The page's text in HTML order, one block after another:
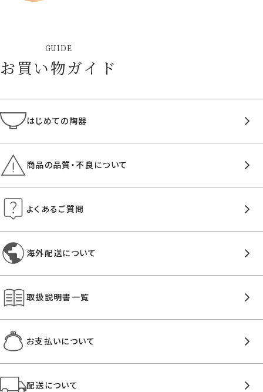
GUIDE
お買い物ガイド
はじめての陶器
商品の品質・不良について
よくあるご質問
海外配送について
取扱説明書一覧
お支払いについて
配送について